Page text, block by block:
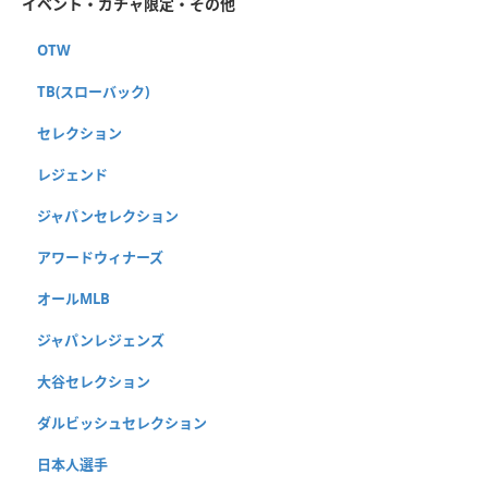
OTW
TB(スローバック)
セレクション
レジェンド
ジャパンセレクション
アワードウィナーズ
オールMLB
ジャパンレジェンズ
大谷セレクション
ダルビッシュセレクション
日本人選手